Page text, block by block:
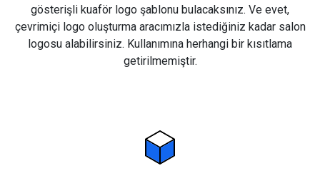
gösterişli kuaför logo şablonu bulacaksınız. Ve evet,
çevrimiçi logo oluşturma aracımızla istediğiniz kadar salon
logosu alabilirsiniz. Kullanımına herhangi bir kısıtlama
getirilmemiştir.